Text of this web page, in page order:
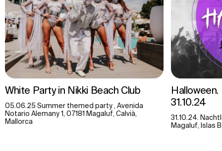
White Party in Nikki Beach Club
05.06.25 Summer themed party , Avenida
Notario Alemany 1, 07181 Magaluf, Calvià,
Mallorca
Halloween.
31.10.24
31.10.24.
Magaluf, Islas